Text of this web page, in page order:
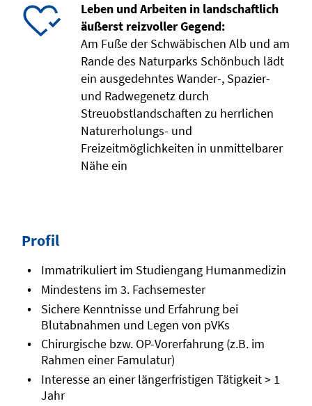
Leben und Arbeiten in landschaftlich
äußerst reizvoller Gegend:
Am Fuße der Schwäbischen Alb und am
Rande des Naturparks Schönbuch lädt
ein ausgedehntes Wander-, Spazier-
und Radwegenetz durch
Streuobstlandschaften zu herrlichen
Naturerholungs- und
Freizeitmöglichkeiten in unmittelbarer
Nähe ein
Profil
Immatrikuliert im Studiengang Humanmedizin
Mindestens im 3. Fachsemester
Sichere Kenntnisse und Erfahrung bei
Blutabnahmen und Legen von pVKs
Chirurgische bzw. OP-Vorerfahrung (z.B. im
Rahmen einer Famulatur)
Interesse an einer längerfristigen Tätigkeit > 1
Jahr